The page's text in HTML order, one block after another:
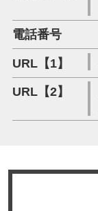
電話番号
URL【1】
URL【2】